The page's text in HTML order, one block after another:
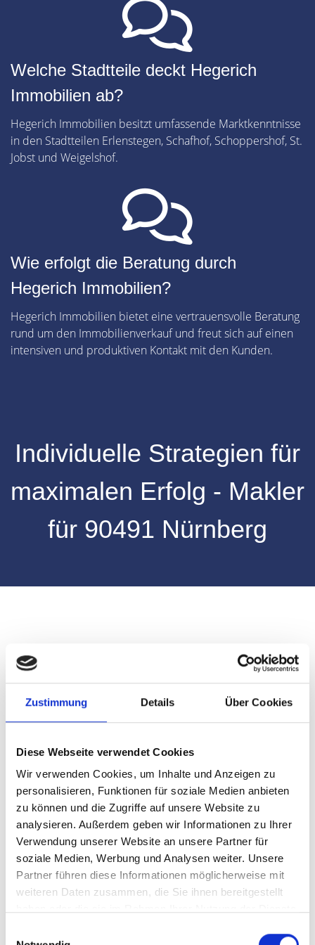
Zustimmung Details Über Cookies
Diese Webseite verwendet Cookies
Wir verwenden Cookies, um Inhalte und Anzeigen zu
personalisieren, Funktionen für soziale Medien anbieten
zu können und die Zugriffe auf unsere Website zu
analysieren. Außerdem geben wir Informationen zu Ihrer
Verwendung unserer Website an unsere Partner für
soziale Medien, Werbung und Analysen weiter. Unsere
Partner führen diese Informationen möglicherweise mit
weiteren Daten zusammen, die Sie ihnen bereitgestellt
Welche Stadtteile deckt Hegerich
Immobilien ab?
Hegerich Immobilien besitzt umfassende Marktkenntnisse
in den Stadtteilen Erlenstegen, Schafhof, Schoppershof, St.
Jobst und Weigelshof.
Wie erfolgt die Beratung durch
Hegerich Immobilien?
Hegerich Immobilien bietet eine vertrauensvolle Beratung
rund um den Immobilienverkauf und freut sich auf einen
intensiven und produktiven Kontakt mit den Kunden.
Individuelle Strategien für
maximalen Erfolg - Makler
für 90491 Nürnberg
Wie viel ist Ihre Immobilie in
90491 Nürnberg wert?
per E-Mail
Kauf- und Mietpreise für 90491
Nürnberg
Kostenlos und unverbindlich